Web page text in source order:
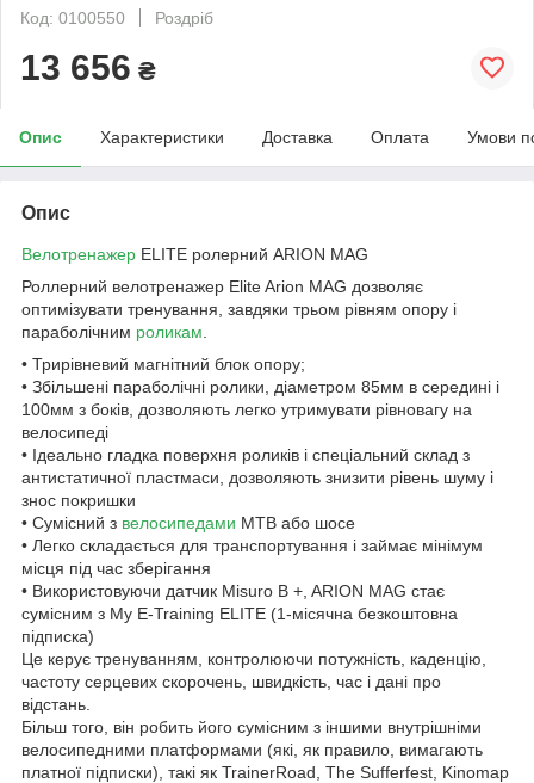
Код: 0100550
Роздріб
13 656 ₴
Опис Характеристики Доставка Оплата Умови
Опис
Велотренажер ELITE ролерний ARION MAG
Роллерний велотренажер Elite Arion MAG дозволяє
оптимізувати тренування, завдяки трьом рівням опору і
параболічним роликам
• Трирівневий магнітний блок опору;
• Збільшені параболічні ролики, діаметром 85мм в середині і
100мм з боків, дозволяють легко утримувати рівновагу на
велосипеді
• Ідеально гладка поверхня роликів і спеціальний склад з
антистатичної пластмаси, дозволяють знизити рівень шуму і
знос покришки
• Сумісний з велосипедами MTВ або шосе
• Легко складається для транспортування і займає мінімум
місця під час зберігання
• Використовуючи датчик Misuro B +, ARION MAG стає
сумісним з My E-Training ELITE (1-місячна безкоштовна
підписка)
Це керує тренуванням, контролюючи потужність, каденцію,
частоту серцевих скорочень, швидкість, час і дані про
відстань.
Більш того, він робить його сумісним з іншими внутрішніми
велосипедними платформами (які, як правило, вимагають
платної підписки), такі як TrainerRoad, The Sufferfest, Kinomap